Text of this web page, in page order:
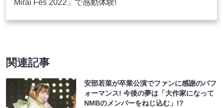
Mirai Fes 2022」で感動体験!
関連記事
安部若菜が卒業公演でファンに感謝のパフ
ォーマンス! 今後の夢は「大作家になって
NMBのメンバーをねじ込む」!?